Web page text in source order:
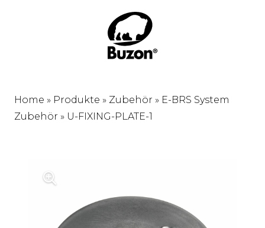
Home » Produkte » Zubehör » E-BRS System
Zubehör » U-FIXING-PLATE-1